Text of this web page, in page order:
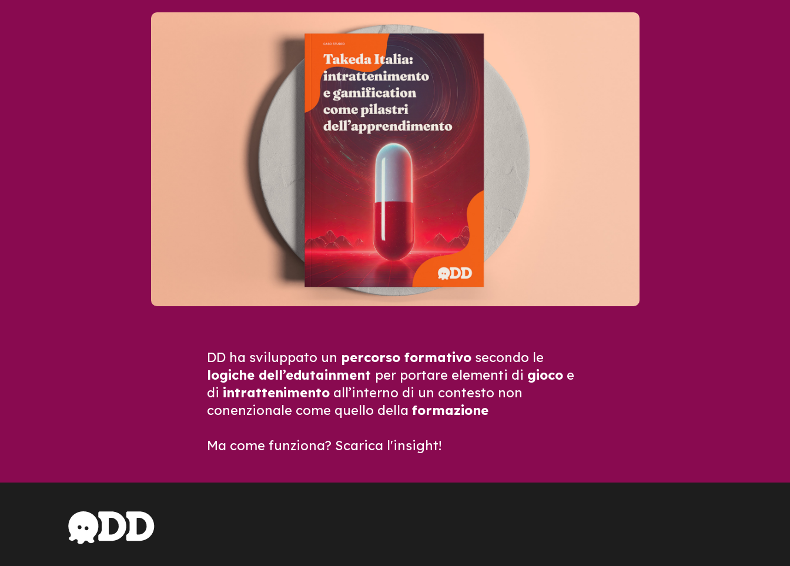
DD ha sviluppato un percorso formativosecondo le
logiche dell’edutainment per portare elementi di giocoe
di intrattenimentoall’interno di un contesto non
conenzionale come quello della formazione
Ma come funziona? Scarica l'insight!